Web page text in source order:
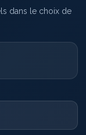
dans le choix de